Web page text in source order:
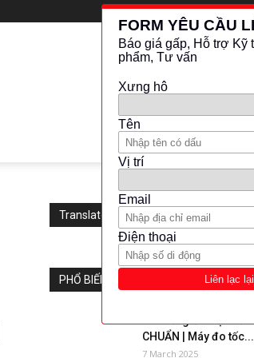
Translate this website
PHỔ BIẾN
CHUẨN | Máy đo tốc...
7 March 2025